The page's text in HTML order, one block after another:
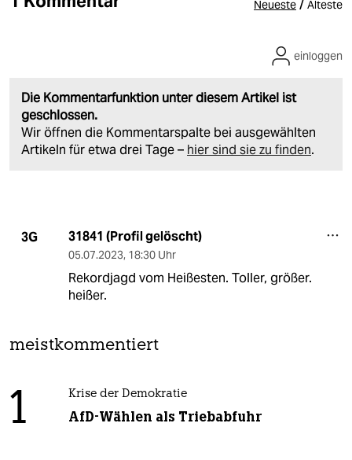
Neueste / Älteste
Die Kommentarfunktion unter diesem Artikel ist
geschlossen.
Wir öffnen die Kommentarspalte bei ausgewählten
Artikeln für etwa drei Tage – hier sind sie zu finden.
einloggen
3G 31841 (Profil gelöscht)
05.07.2023, 18:30 Uhr
Rekordjagd vom Heißesten. Toller, größer.
heißer.
meistkommentiert
1 Krise der Demokratie
AfD-Wählen als Triebabfuhr